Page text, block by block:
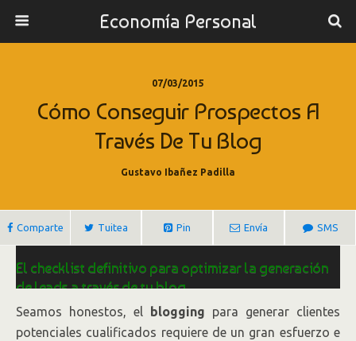
Economía Personal
07/03/2015
Cómo Conseguir Prospectos A
Través De Tu Blog
Gustavo Ibañez Padilla
Comparte Tuitea Pin Envía SMS
El checklist definitivo para optimizar la generación
de leads a través de tu blog
PorDaniel Noblejas.
Seamos honestos, el blogging para generar clientes
potenciales cualificados requiere de un gran esfuerzo e